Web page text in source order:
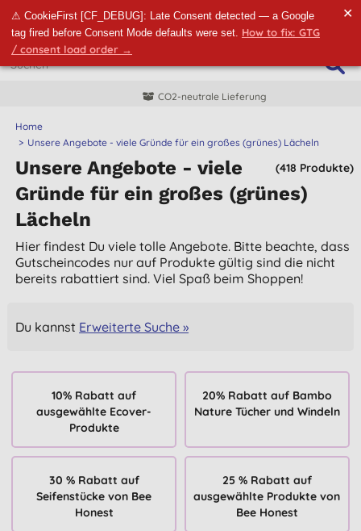
⚠ CookieFirst [CF_DEBUG]: Late Consent detected — a Google
tag fired before Consent Mode defaults were set. How to fix: GTG
/ consent load order →
✕
CO2-neutrale Lieferung
Home
Unsere Angebote - viele Gründe für ein großes (grünes) Lächeln
(418 Produkte)
Unsere Angebote - viele
Gründe für ein großes (grünes)
Lächeln
Hier findest Du viele tolle Angebote. Bitte beachte, dass
Gutscheincodes nur auf Produkte gültig sind die nicht
bereits rabattiert sind. Viel Spaß beim Shoppen!
Du kannst Erweiterte Suche »
10% Rabatt auf
ausgewählte Ecover-
Produkte
20% Rabatt auf Bambo
Nature Tücher und Windeln
30 % Rabatt auf
Seifenstücke von Bee
Honest
25 % Rabatt auf
ausgewählte Produkte von
Bee Honest